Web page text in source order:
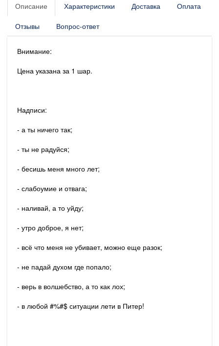
Описание Характеристики Доставка Оплата
Отзывы Вопрос-ответ
Внимание:
Цена указана за 1 шар.
Надписи:
- а ты ничего так;
- ты не радуйся;
- бесишь меня много лет;
- слабоумие и отвага;
- наливай, а то уйду;
- утро доброе, я нет;
- всё что меня не убивает, можно еще разок;
- не падай духом где попало;
- верь в волшебство, а то как лох;
- в любой #%#$ ситуации лети в Питер!